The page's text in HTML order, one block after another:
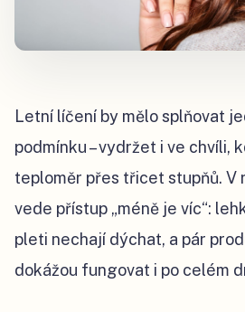
Letní líčení by mělo splňovat
podmínku – vydržet i ve chvíli,
teploměr přes třicet stupňů. V
vede přístup „méně je víc“:
pleti nechají dýchat, a pár
dokážou fungovat i po celém